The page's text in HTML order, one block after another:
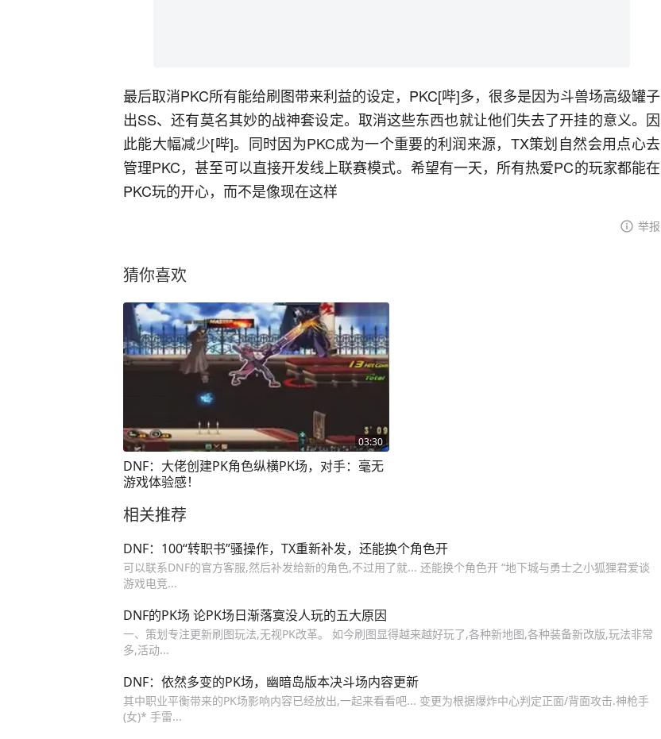
最后取消PKC所有能给刷图带来利益的设定，PKC[哔]多，很多是因为斗兽场高级罐子
出SS、还有莫名其妙的战神套设定。取消这些东西也就让他们失去了开挂的意义。因
此能大幅减少[哔]。同时因为PKC成为一个重要的利润来源，TX策划自然会用点心去
管理PKC，甚至可以直接开发线上联赛模式。希望有一天，所有热爱PC的玩家都能在
PKC玩的开心，而不是像现在这样
举报
猜你喜欢
03:30
DNF：大佬创建PK角色纵横PK场，对手：毫无
游戏体验感！
相关推荐
DNF：100“转职书”骚操作，TX重新补发，还能换个角色开
可以联系DNF的官方客服,然后补发给新的角色,不过用了就... 还能换个角色开 “地下城与勇士之小狐狸君爱谈
游戏电竞...
DNF的PK场 论PK场日渐落寞没人玩的五大原因
一、策划专注更新刷图玩法,无视PK改革。 如今刷图显得越来越好玩了,各种新地图,各种装备新改版,玩法非常
多,活动...
DNF：依然多变的PK场，幽暗岛版本决斗场内容更新
其中职业平衡带来的PK场影响内容已经放出,一起来看看吧... 变更为根据爆炸中心判定正面/背面攻击.神枪手
(女)* 手雷...